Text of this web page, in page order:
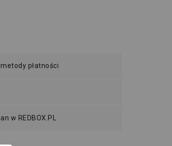
płatności
w REDBOX.PL